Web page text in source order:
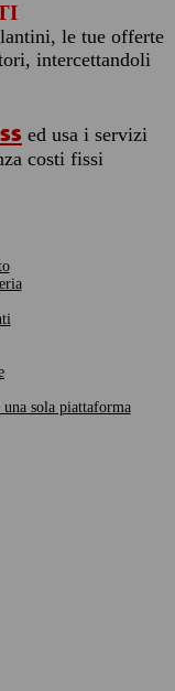
le tue offerte
intercettandoli
ed usa i servizi
costi fissi
sola piattaforma